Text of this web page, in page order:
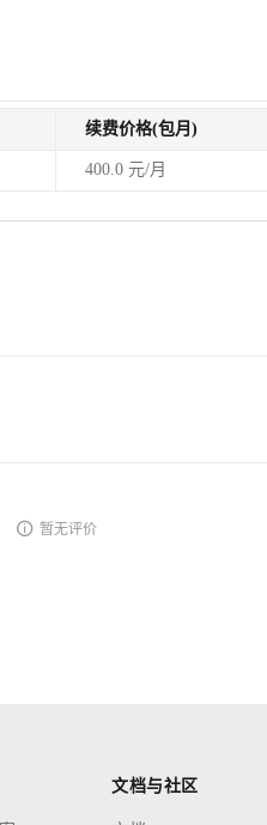
续费价格(包月)
400.0 元/月
暂无评价
文档与社区